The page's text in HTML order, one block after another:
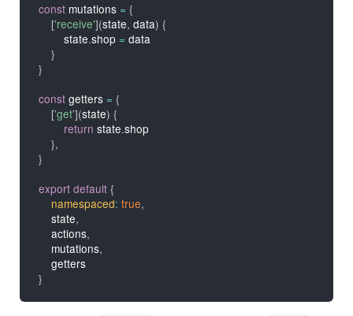
const mutations = {
['receive'](state, data) {
        state
.shop = data
}
}
const getters = {
['get'](state) {
return state.shop
},
}
export default {
namespaced: true,
    state
,
    actions
,
    mutations
,
}